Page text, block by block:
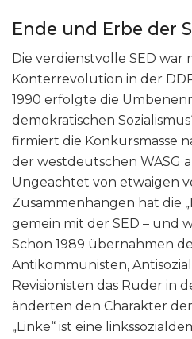
Ende und Erbe der
Die verdienstvolle SED war
Konterrevolution in der
1990 erfolgte die
demokratischen
firmiert die Konkursmasse
der westdeutschen WASG
Ungeachtet von etwaigen
Zusammenhängen hat die
gemein mit der SED – und
Schon 1989 übernahmen
Antikommunisten,
Revisionisten das Ruder in
änderten den Charakter
„Linke“ ist eine